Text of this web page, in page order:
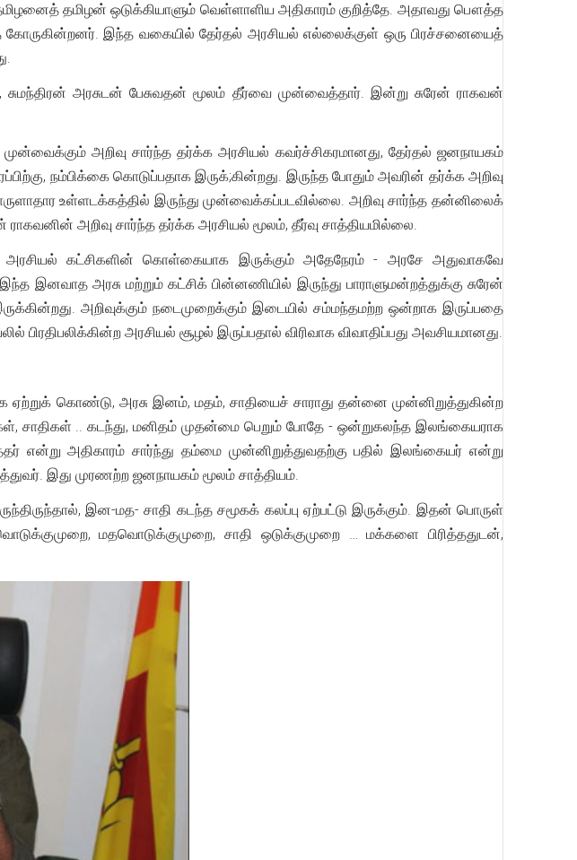
தமிழன் ஒடுக்கியாளும் வெள்ளாளிய அதிகாரம் குறித்தே. அதாவது பௌத்த
கோருகின்றனர். இந்த வகையில் தேர்தல் அரசியல் எல்லைக்குள் ஒரு பிரச்சனையைத்
அரசுடன் பேசுவதன் மூலம் தீர்வை முன்வைத்தார். இன்று சுரேன் ராகவன்
அறிவு சார்ந்த தர்க்க அரசியல் கவர்ச்சிகரமானது, தேர்தல் ஜனநாயகம்
நம்பிக்கை கொடுப்பதாக இருக்;கின்றது. இருந்த போதும் அவரின் தர்க்க அறிவு
உள்ளடக்கத்தில் இருந்து முன்வைக்கப்படவில்லை. அறிவு சார்ந்த தன்னிலைக்
அறிவு சார்ந்த தர்க்க அரசியல் மூலம், தீர்வு சாத்தியமில்லை.
கட்சிகளின் கொள்கையாக இருக்கும் அதேநேரம் - அரசே அதுவாகவே
இனவாத அரசு மற்றும் கட்சிக் பின்னணியில் இருந்து பாராளுமன்றத்துக்கு சுரேன்
அறிவுக்கும் நடைமுறைக்கும் இடையில் சம்மந்தமற்ற ஒன்றாக இருப்பதை
அரசியல் சூழல் இருப்பதால் விரிவாக விவாதிப்பது அவசியமானது.
கொண்டு, அரசு இனம், மதம், சாதியைச் சாராது தன்னை முன்னிறுத்துகின்ற
சாதிகள் .. கடந்து, மனிதம் முதன்மை பெறும் போதே - ஒன்றுகலந்த இலங்கையராக
அதிகாரம் சார்ந்து தம்மை முன்னிறுத்துவதற்கு பதில் இலங்கையர் என்று
இது முரணற்ற ஜனநாயகம் மூலம் சாத்தியம்.
இன-மத- சாதி கடந்த சமூகக் கலப்பு ஏற்பட்டு இருக்கும். இதன் பொருள்
மதவொடுக்குமுறை, சாதி ஒடுக்குமுறை … மக்களை பிரித்ததுடன்,